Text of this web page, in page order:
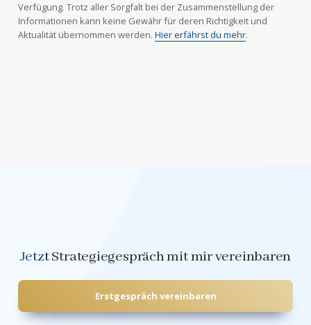
Verfügung. Trotz aller Sorgfalt bei der Zusammenstellung der
Informationen kann keine Gewähr für deren Richtigkeit und
Aktualität übernommen werden. Hier erfährst du mehr.
JetztStrategiegesprächmit mir vereinbaren
Erstgespräch vereinbaren